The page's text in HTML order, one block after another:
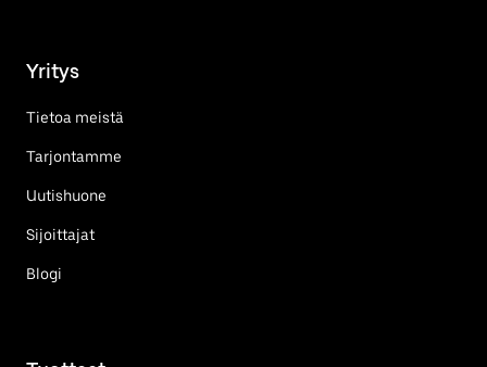
Yritys
Tietoa meistä
Tarjontamme
Uutishuone
Sijoittajat
Blogi